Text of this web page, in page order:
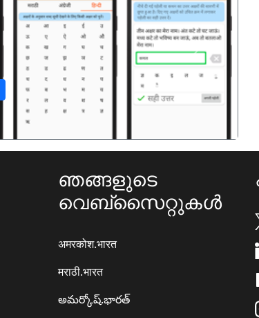
अगला
ഞങ്ങളുടെ
വെബ്സൈറ്റുകൾ
अमरकोश.भारत
मराठी.भारत
అమర్కోష్.భారత్